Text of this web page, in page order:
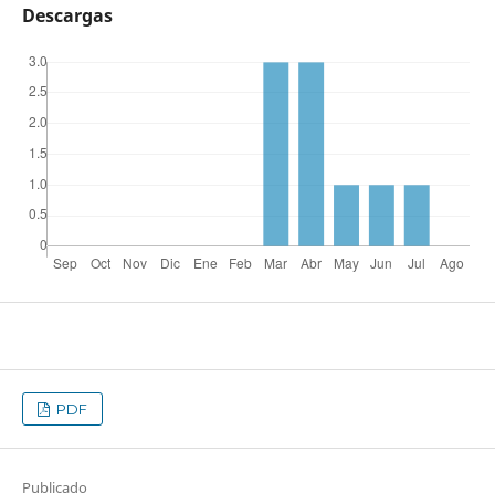
Descargas
PDF
Publicado